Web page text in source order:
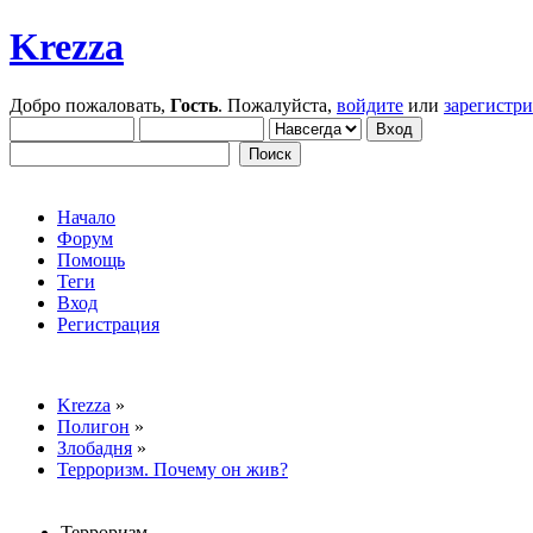
Krezza
Добро пожаловать, Гость. Пожалуйста, войдите или
Начало
Форум
Помощь
Теги
Вход
Регистрация
Krezza »
Полигон »
Злобадня »
Терроризм. Почему он жив?